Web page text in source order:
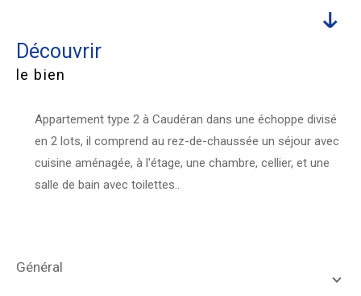
découvrir
le bien
Appartement type 2 à Caudéran dans une échoppe divisé
en 2 lots, il comprend au rez-de-chaussée un séjour avec
cuisine aménagée, à l'étage, une chambre, cellier, et une
salle de bain avec toilettes..
général